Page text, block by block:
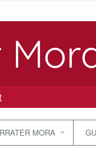
MORA